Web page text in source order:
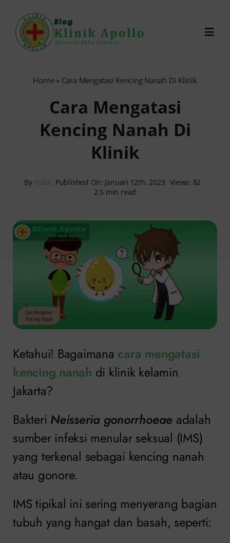
content
0821-1099-9870
Home» Cara Mengatasi Kencing Nanah Di Klinik
Cara Mengatasi
Kencing Nanah Di
Klinik
ByYulia Published On: Januari 12th, 2023 Views: 82
2.5 min read
Ketahui! Bagaimana cara mengatasi
kencing nanah di klinik kelamin
Jakarta?
Bakteri Neisseria gonorrhoeae adalah
sumber infeksi menular seksual (IMS)
yang terkenal sebagai kencing nanah
atau gonore.
IMS tipikal ini sering menyerang bagian
tubuh yang hangat dan basah, seperti: